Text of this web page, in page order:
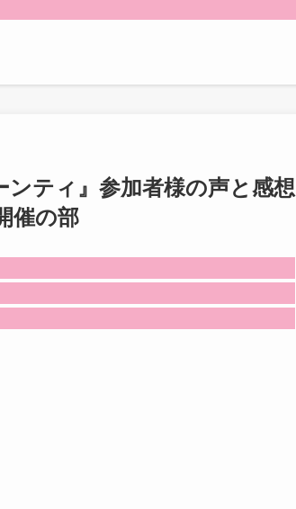
ンティ』参加者様の声と感想
催の部